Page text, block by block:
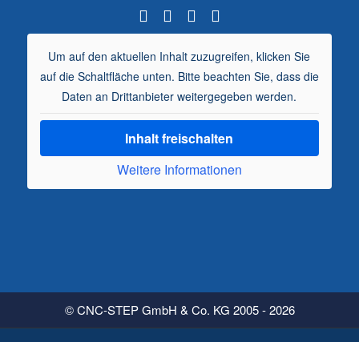
Um auf den aktuellen Inhalt zuzugreifen, klicken Sie
auf die Schaltfläche unten. Bitte beachten Sie, dass die
Daten an Drittanbieter weitergegeben werden.
Inhalt freischalten
Weitere Informationen
© CNC-STEP GmbH & Co. KG 2005 - 2026